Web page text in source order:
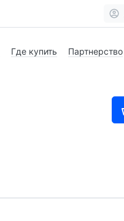
Где купить Партнерство